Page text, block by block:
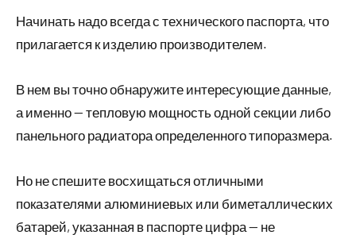
Начинать надо всегда с технического паспорта, что
прилагается к изделию производителем.
В нем вы точно обнаружите интересующие данные,
а именно — тепловую мощность одной секции либо
панельного радиатора определенного типоразмера.
Но не спешите восхищаться отличными
показателями алюминиевых или биметаллических
батарей, указанная в паспорте цифра — не